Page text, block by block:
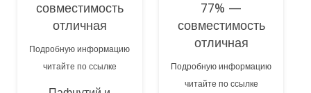
совместимость
отличная
Подробную информацию
читайте по ссылке
77% —
совместимость
отличная
Подробную информацию
читайте по ссылке